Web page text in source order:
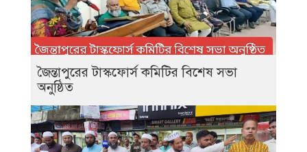
জৈন্তাপুরের টাস্কফোর্স কমিটির বিশেষ সভা
অনুষ্ঠিত